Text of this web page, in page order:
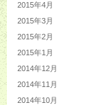
2015年4月
2015年3月
2015年2月
2015年1月
2014年12月
2014年11月
2014年10月